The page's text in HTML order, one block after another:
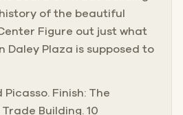
of the beautiful
Figure out just what
Daley Plaza is supposed to
Finish: The
Building. 10